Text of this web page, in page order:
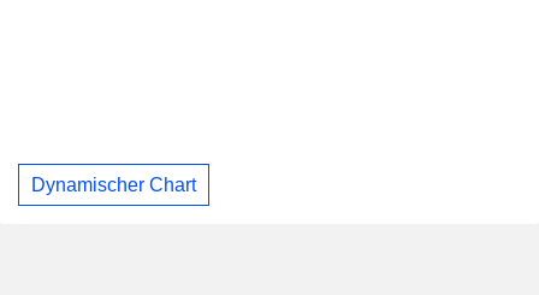
Dynamischer Chart